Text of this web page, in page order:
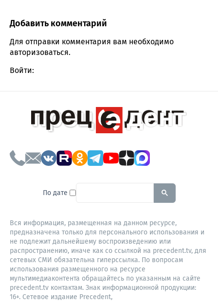
Comment section
Добавить комментарий
Для отправки комментария вам необходимо
авторизоваться.
Войти:
По дате To search this site, enter a
Вся информация, размещенная на данном ресурсе,
предназначена только для персонального использования и
не подлежит дальнейшему воспроизведению или
распространению, иначе как со ссылкой на precedent.tv, для
сетевых СМИ обязательна гиперссылка. По вопросам
использования размещенного на ресурсе
мультимедиаконтента обращайтесь по указанным на сайте
precedent.tv контактам. Знак информационной продукции:
16+. Сетевое издание Precedent,